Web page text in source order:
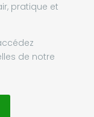
pratique et
de notre